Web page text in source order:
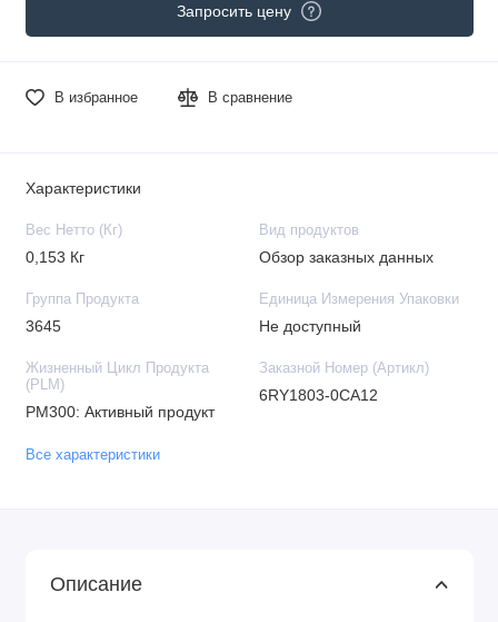
Запросить цену
В избранное В сравнение
Характеристики
Вес Нетто (Кг)
0,153 Кг
Вид продуктов
Обзор заказных данных
Группа Продукта
3645
Единица Измерения Упаковки
Не доступный
Жизненный Цикл Продукта
(PLM)
PM300: Активный продукт
Заказной Номер (Артикл)
6RY1803-0CA12
Все характеристики
Описание